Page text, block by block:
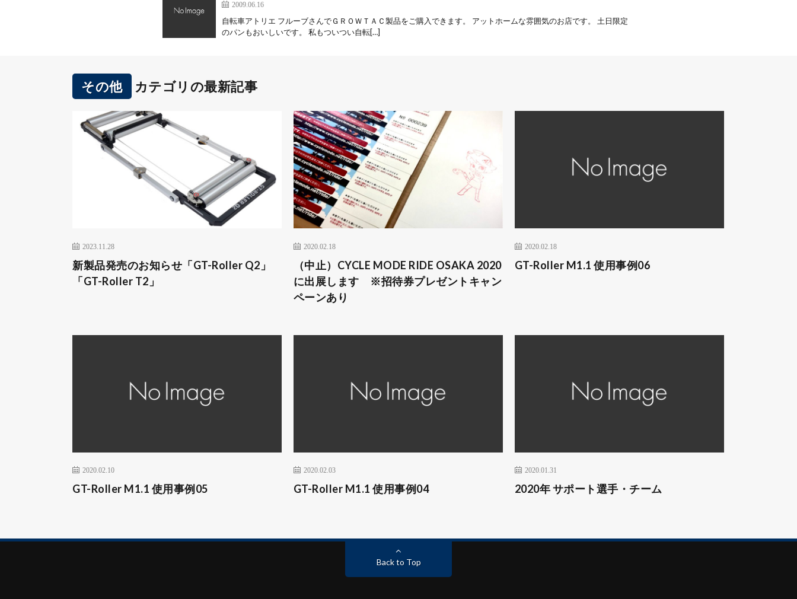
2009.06.16
自転車アトリエ フルーブさんでＧＲＯＷＴＡＣ製品をご購入できます。 アットホームな雰囲気のお店です。 土日限定
のパンもおいしいです。 私もついつい自転[…]
その他 カテゴリの最新記事
2023.11.28
新製品発売のお知らせ「GT-Roller Q2」
「GT-Roller T2」
2020.02.18
（中止）CYCLE MODE RIDE OSAKA 2020
に出展します ※招待券プレゼントキャン
ペーンあり
2020.02.18
GT-Roller M1.1 使用事例06
2020.02.10
GT-Roller M1.1 使用事例05
2020.02.03
GT-Roller M1.1 使用事例04
2020.01.31
2020年 サポート選手・チーム
Back to Top